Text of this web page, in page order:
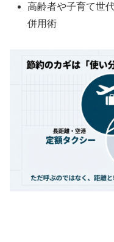
高齢者や子育て世
併用術